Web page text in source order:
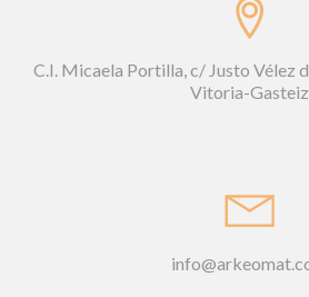
C.I. Micaela Portilla, c/ Justo Vélez
Vitoria-Gasteiz